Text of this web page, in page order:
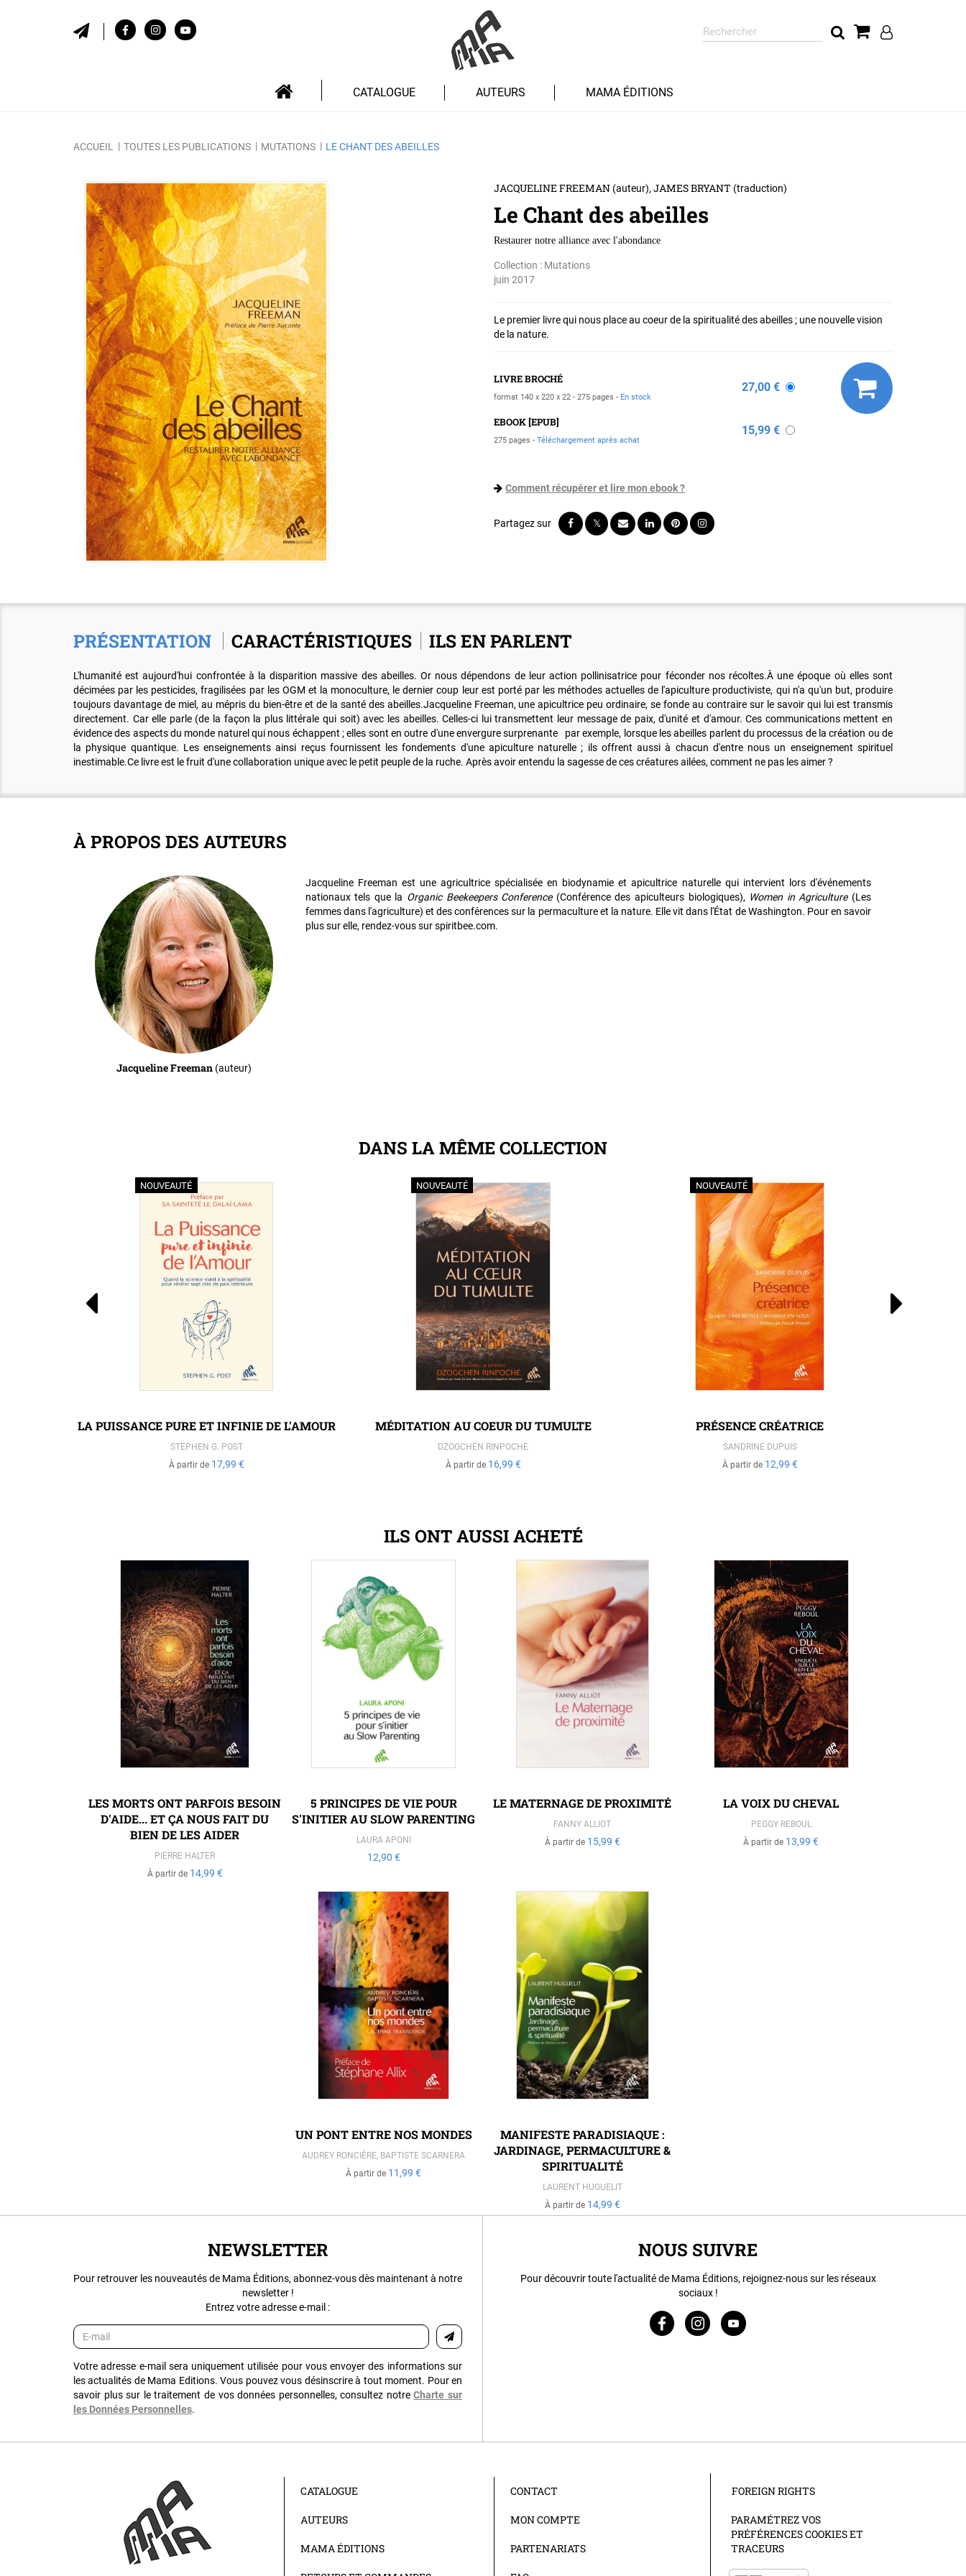
Rechercher
sur
CATALOGUE AUTEURS MAMA ÉDITIONS
ACCUEIL TOUTES LES PUBLICATIONS MUTATIONS LE CHANT DES ABEILLES
JACQUELINE FREEMAN (auteur),JAMES BRYANT (traduction)
Le Chant des abeilles
Restaurer notre alliance avec l'abondance
Collection : Mutations
juin 2017
Le premier livre qui nous place au coeur de la spiritualité des abeilles ; une nouvelle vision
de la nature.
LIVRE BROCHÉ
format 140 x 220 x 22 275 pages En stock
27,00 €
EBOOK [EPUB]
275 pages Téléchargement après achat
15,99 €
Comment récupérer et lire mon ebook ?
PRÉSENTATION CARACTÉRISTIQUES ILS EN PARLENT
L'humanité est aujourd'hui confrontée à la disparition massive des abeilles. Or nous dépendons de leur action pollinisatrice pour féconder nos récoltes.À une époque où elles sont
décimées par les pesticides, fragilisées par les OGM et la monoculture, le dernier coup leur est porté par les méthodes actuelles de l'apiculture productiviste, qui n'a qu'un but, produire
toujours davantage de miel, au mépris du bien-être et de la santé des abeilles.Jacqueline Freeman, une apicultrice peu ordinaire, se fonde au contraire sur le savoir qui lui est transmis
directement. Car elle parle (de la façon la plus littérale qui soit) avec les abeilles. Celles-ci lui transmettent leur message de paix, d'unité et d'amour. Ces communications mettent en
évidence des aspects du monde naturel qui nous échappent ; elles sont en outre d'une envergure surprenante par exemple, lorsque les abeilles parlent du processus de la création ou de
la physique quantique. Les enseignements ainsi reçus fournissent les fondements d'une apiculture naturelle ; ils offrent aussi à chacun d'entre nous un enseignement spirituel
inestimable.Ce livre est le fruit d'une collaboration unique avec le petit peuple de la ruche. Après avoir entendu la sagesse de ces créatures ailées, comment ne pas les aimer ?
À PROPOS DES AUTEURS
Jacqueline Freeman(auteur)
Jacqueline Freeman est une agricultrice spécialisée en biodynamie et apicultrice naturelle qui intervient lors d'événements
nationaux tels que la Organic Beekeepers Conference(Conférence des apiculteurs biologiques), Women in Agriculture(Les
femmes dans l'agriculture) et des conférences sur la permaculture et la nature. Elle vit dans l'État de Washington. Pour en savoir
plus sur elle, rendez-vous sur spiritbee.com.
DANS LA MÊME COLLECTION
NOUVEAUTÉ
LA PUISSANCE PURE ET INFINIE DE L'AMOUR
STEPHEN G. POST
À partir de 17,99 €
NOUVEAUTÉ
MÉDITATION AU COEUR DU TUMULTE
DZOGCHEN RINPOCHE
À partir de 16,99 €
NOUVEAUTÉ
PRÉSENCE CRÉATRICE
SANDRINE DUPUIS
À partir de 12,99 €
ILS ONT AUSSI ACHETÉ
LES MORTS ONT PARFOIS BESOIN
D'AIDE... ET ÇA NOUS FAIT DU
BIEN DE LES AIDER
PIERRE HALTER
À partir de 14,99 €
5 PRINCIPES DE VIE POUR
S'INITIER AU SLOW PARENTING
LAURA APONI
12,90 €
LE MATERNAGE DE PROXIMITÉ
FANNY ALLIOT
À partir de 15,99 €
LA VOIX DU CHEVAL
PEGGY REBOUL
À partir de 13,99 €
UN PONT ENTRE NOS MONDES
AUDREY RONCIÈRE BAPTISTE SCARNERA
À partir de 11,99 €
MANIFESTE PARADISIAQUE :
JARDINAGE, PERMACULTURE &
SPIRITUALITÉ
LAURENT HUGUELIT
À partir de 14,99 €
NEWSLETTER
Pour retrouver les nouveautés de Mama Éditions, abonnez-vous dès maintenant à notre
newsletter !
Entrez votre adresse e-mail :
Votre adresse e-mail sera uniquement utilisée pour vous envoyer des informations sur
les actualités de Mama Editions. Vous pouvez vous désinscrire à tout moment. Pour en
savoir plus sur le traitement de vos données personnelles, consultez notre Charte sur
les Données Personnelles.
NOUS SUIVRE
Pour découvrir toute l'actualité de Mama Éditions, rejoignez-nous sur les réseaux
sociaux !
CATALOGUE
AUTEURS
MAMA ÉDITIONS
CONTACT
MON COMPTE
PARTENARIATS
FOREIGN RIGHTS
PARAMÉTREZ VOS
PRÉFÉRENCES COOKIES ET
TRACEURS